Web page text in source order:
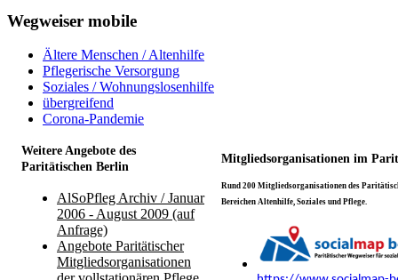
Wegweiser mobile
Ältere Menschen / Altenhilfe
Pflegerische Versorgung
Soziales / Wohnungslosenhilfe
übergreifend
Corona-Pandemie
Weitere Angebote des
Paritätischen Berlin
Mitgliedsorganisationen im
AlSoPfleg Archiv / Januar
2006 - August 2009 (auf
Anfrage)
Angebote Paritätischer
Mitgliedsorganisationen
Rund 200 Mitgliedsorganisationen des
Bereichen Altenhilfe, Soziales und Pflege.